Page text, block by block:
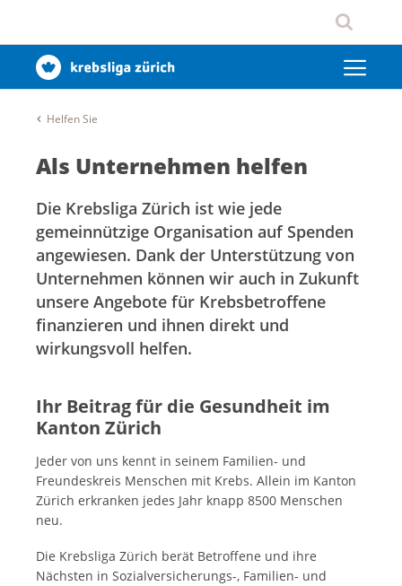
Helfen Sie
Als Unternehmen helfen
Die Krebsliga Zürich ist wie jede
gemeinnützige Organisation auf Spenden
angewiesen. Dank der Unterstützung von
Unternehmen können wir auch in Zukunft
unsere Angebote für Krebsbetroffene
finanzieren und ihnen direkt und
wirkungsvoll helfen.
Ihr Beitrag für die Gesundheit im
Kanton Zürich
Jeder von uns kennt in seinem Familien- und
Freundeskreis Menschen mit Krebs. Allein im Kanton
Zürich erkranken jedes Jahr knapp 8500 Menschen
neu.
Die Krebsliga Zürich berät Betroffene und ihre
Nächsten in Sozialversicherungs-, Familien- und